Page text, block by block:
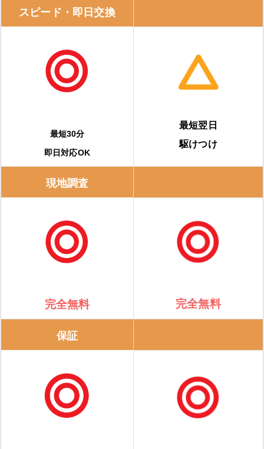
スピード・即日交換
最短30分
即日対応OK
最短翌日
駆けつけ
現地調査
完全無料 完全無料
保証